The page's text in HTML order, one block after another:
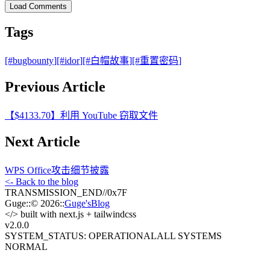
Load Comments
Tags
[#bugbounty][#idor][#白帽故事][#重置密码]
Previous Article
【$4133.70】利用 YouTube 窃取文件
Next Article
WPS Office攻击细节披露
<- Back to the blog
TRANSMISSION_END//0x7F
Guge::© 2026::Guge'sBlog
</> built with next.js + tailwindcss
v2.0.0
SYSTEM_STATUS: OPERATIONALALL SYSTEMS
NORMAL